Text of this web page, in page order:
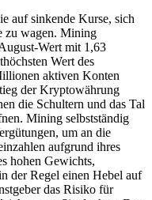
auf sinkende Kurse, sich
zu wagen. Mining
Wert mit 1,63
Wert des
aktiven Konten
der Kryptowährung
die Schultern und das Tal
Mining selbstständig
um an die
aufgrund ihres
hohen Gewichts,
der Regel einen Hebel auf
das Risiko für